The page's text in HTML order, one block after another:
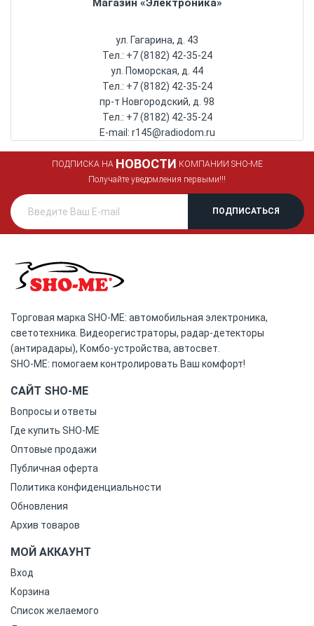
Магазин «Электроника»
ул. Гагарина, д. 43
Тел.: +7 (8182) 42-35-24
ул. Поморская, д. 44
Тел.: +7 (8182) 42-35-24
пр-т Новгородский, д. 98
Тел.: +7 (8182) 42-35-24
E-mail: r145@radiodom.ru
ПОДПИСКА НА НОВОСТИ КОМПАНИИ SHO-ME
Получайте уведомления первыми!!!
Торговая марка SHO-ME: автомобильная электроника,
светотехника. Видеорегистраторы, радар-детекторы
(антирадары), Комбо-устройства, автосвет.
SHO-ME: помогаем контролировать Ваш комфорт!
САЙТ SHO-ME
Вопросы и ответы
Где купить SHO-ME
Оптовые продажи
Публичная оферта
Политика конфиденциальности
Обновления
Архив товаров
МОЙ АККАУНТ
Вход
Корзина
Список желаемого